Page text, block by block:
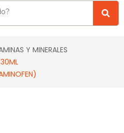
Y MINERALES